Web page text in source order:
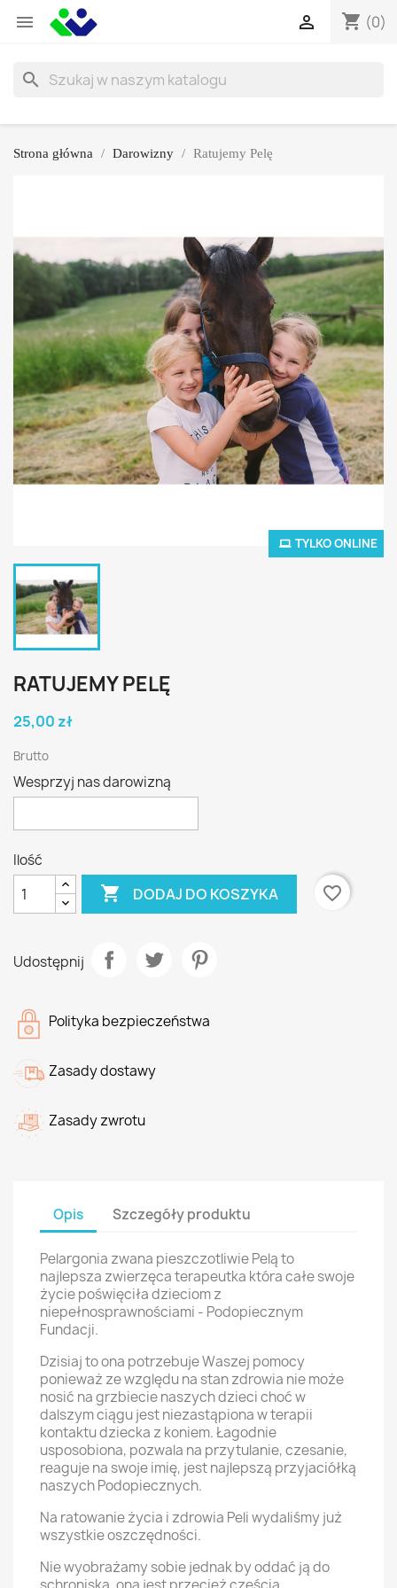
 shopping_cart (0)

search
Strona główna Darowizny Ratujemy Pelę
TYLKO ONLINE
RATUJEMY PELĘ
25,00 zł
Brutto
Wesprzyj nas darowizną
Ilość
 DODAJ DO KOSZYKA favorite_border
Udostępnij
Polityka bezpieczeństwa
Zasady dostawy
Zasady zwrotu
Opis Szczegóły produktu
Pelargonia zwana pieszczotliwie Pelą to
najlepsza zwierzęca terapeutka która całe swoje
życie poświęciła dzieciom z
niepełnosprawnościami - Podopiecznym
Fundacji.
Dzisiaj to ona potrzebuje Waszej pomocy
ponieważ ze względu na stan zdrowia nie może
nosić na grzbiecie naszych dzieci choć w
dalszym ciągu jest niezastąpiona w terapii
kontaktu dziecka z koniem. Łagodnie
usposobiona, pozwala na przytulanie, czesanie,
reaguje na swoje imię, jest najlepszą przyjaciółką
naszych Podopiecznych.
Na ratowanie życia i zdrowia Peli wydaliśmy już
wszystkie oszczędności.
Nie wyobrażamy sobie jednak by oddać ją do